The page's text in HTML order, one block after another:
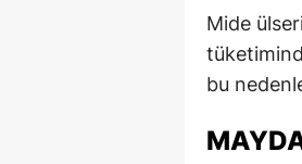
Mide
bu